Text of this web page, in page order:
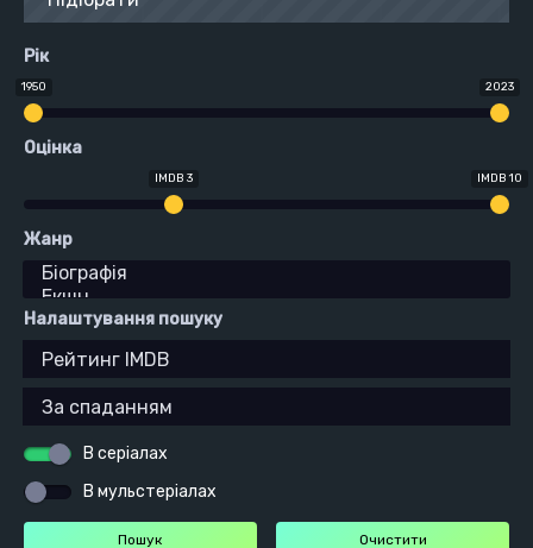
Рік
1950 2023
Оцінка
IMDB 3 IMDB 10
Жанр
Налаштування пошуку
В серіалах
В мульстеріалах